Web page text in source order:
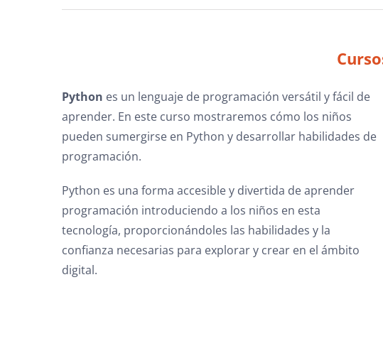
Python es un lenguaje de programación versátil y fácil de
aprender. En este curso mostraremos cómo los niños
pueden sumergirse en Python y desarrollar habilidades de
programación.
Python es una forma accesible y divertida de aprender
programación introduciendo a los niños en esta
tecnología, proporcionándoles las habilidades y la
confianza necesarias para explorar y crear en el ámbito
digital.